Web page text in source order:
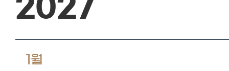
2027
1월